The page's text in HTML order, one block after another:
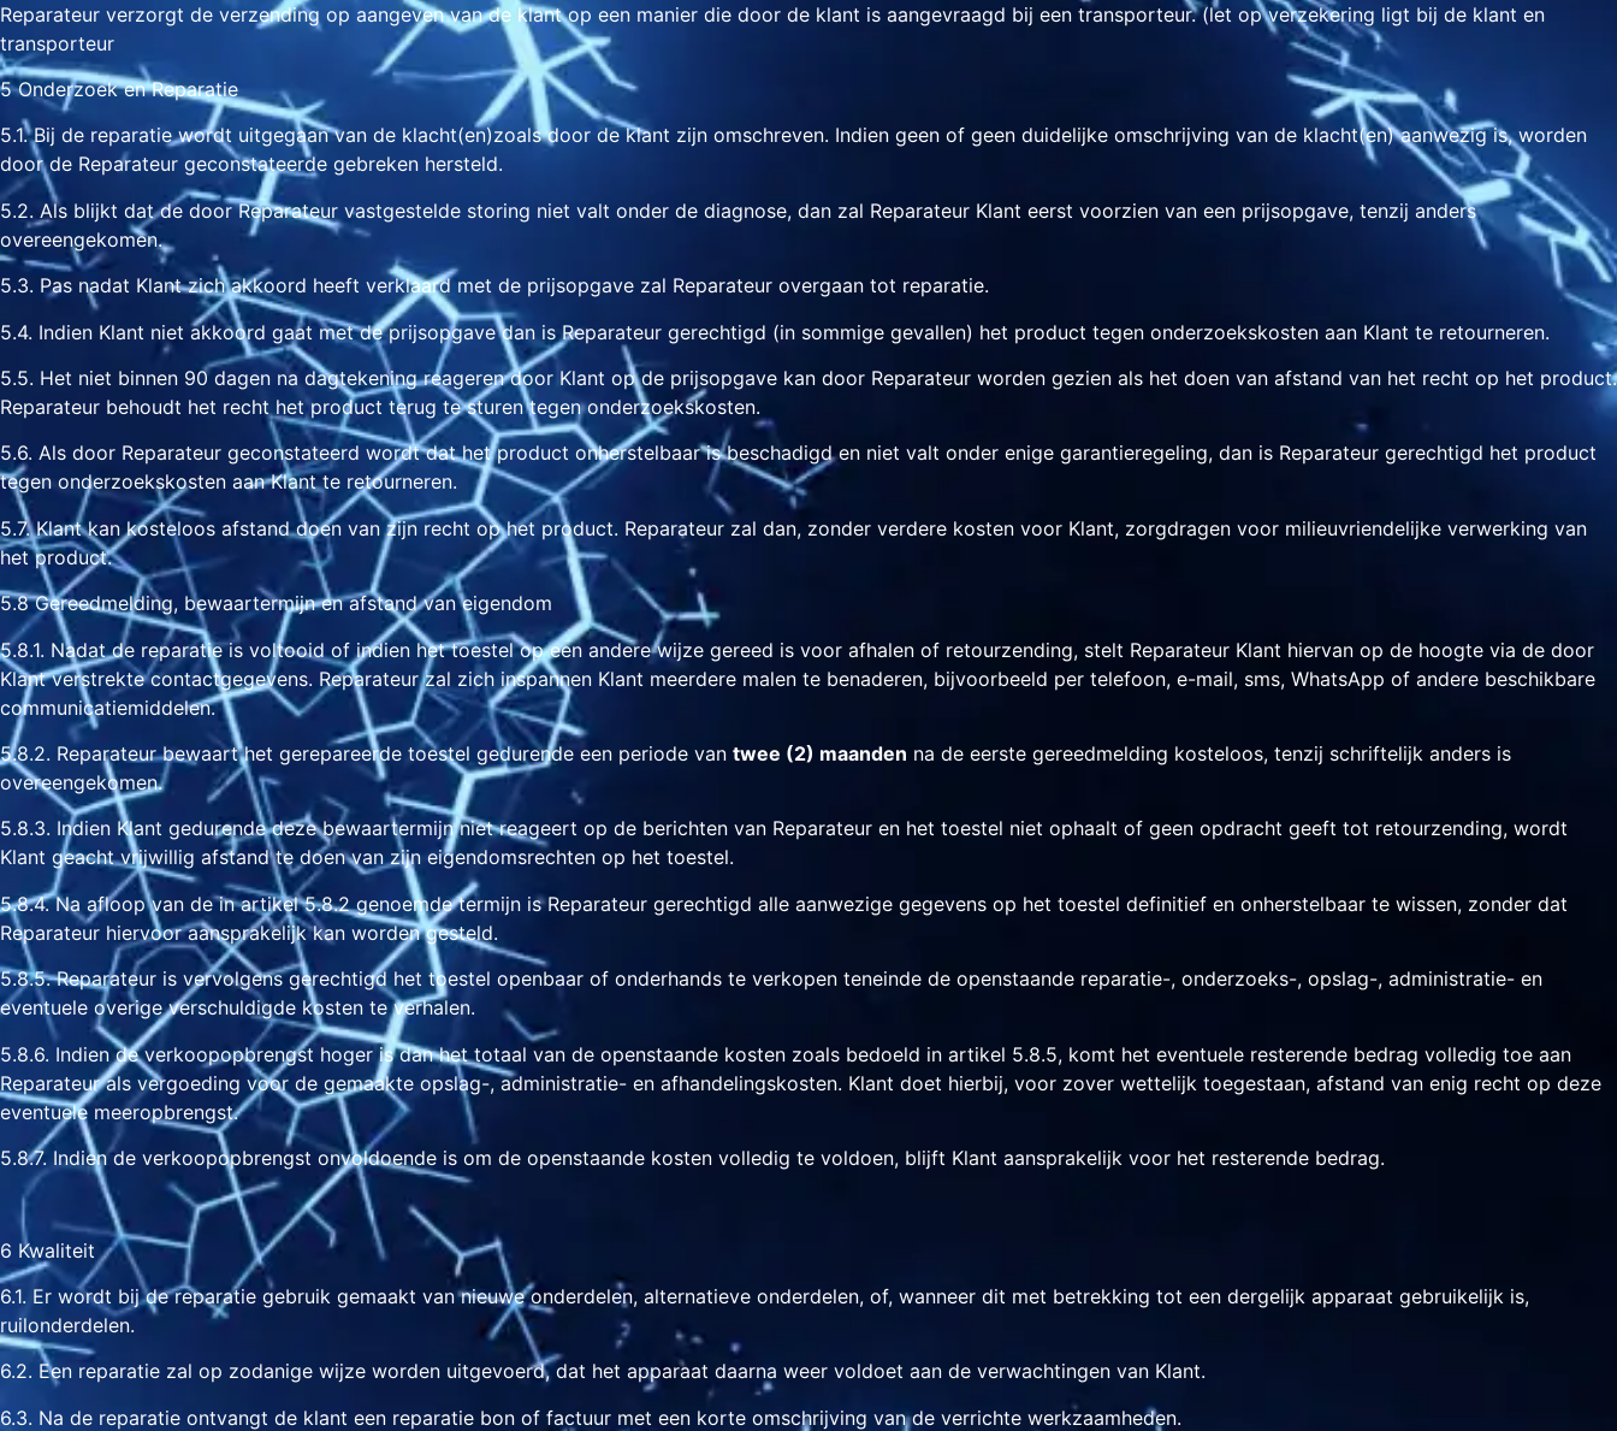
Reparateur verzorgt de verzending op aangeven van de klant op een manier die door de klant is aangevraagd bij een transporteur. (let op verzekering ligt bij de klant en
transporteur
5 Onderzoek en Reparatie
5.1. Bij de reparatie wordt uitgegaan van de klacht(en)zoals door de klant zijn omschreven. Indien geen of geen duidelijke omschrijving van de klacht(en) aanwezig is, worden
door de Reparateur geconstateerde gebreken hersteld.
5.2. Als blijkt dat de door Reparateur vastgestelde storing niet valt onder de diagnose, dan zal Reparateur Klant eerst voorzien van een prijsopgave, tenzij anders
overeengekomen.
5.3. Pas nadat Klant zich akkoord heeft verklaard met de prijsopgave zal Reparateur overgaan tot reparatie.
5.4. Indien Klant niet akkoord gaat met de prijsopgave dan is Reparateur gerechtigd (in sommige gevallen) het product tegen onderzoekskosten aan Klant te retourneren.
5.5. Het niet binnen 90 dagen na dagtekening reageren door Klant op de prijsopgave kan door Reparateur worden gezien als het doen van afstand van het recht op het product.
Reparateur behoudt het recht het product terug te sturen tegen onderzoekskosten.
5.6. Als door Reparateur geconstateerd wordt dat het product onherstelbaar is beschadigd en niet valt onder enige garantieregeling, dan is Reparateur gerechtigd het product
tegen onderzoekskosten aan Klant te retourneren.
5.7. Klant kan kosteloos afstand doen van zijn recht op het product. Reparateur zal dan, zonder verdere kosten voor Klant, zorgdragen voor milieuvriendelijke verwerking van
het product.
5.8 Gereedmelding, bewaartermijn en afstand van eigendom
5.8.1. Nadat de reparatie is voltooid of indien het toestel op een andere wijze gereed is voor afhalen of retourzending, stelt Reparateur Klant hiervan op de hoogte via de door
Klant verstrekte contactgegevens. Reparateur zal zich inspannen Klant meerdere malen te benaderen, bijvoorbeeld per telefoon, e-mail, sms, WhatsApp of andere beschikbare
communicatiemiddelen.
5.8.2. Reparateur bewaart het gerepareerde toestel gedurende een periode van twee (2) maanden na de eerste gereedmelding kosteloos, tenzij schriftelijk anders is
overeengekomen.
5.8.3. Indien Klant gedurende deze bewaartermijn niet reageert op de berichten van Reparateur en het toestel niet ophaalt of geen opdracht geeft tot retourzending, wordt
Klant geacht vrijwillig afstand te doen van zijn eigendomsrechten op het toestel.
5.8.4. Na afloop van de in artikel 5.8.2 genoemde termijn is Reparateur gerechtigd alle aanwezige gegevens op het toestel definitief en onherstelbaar te wissen, zonder dat
Reparateur hiervoor aansprakelijk kan worden gesteld.
5.8.5. Reparateur is vervolgens gerechtigd het toestel openbaar of onderhands te verkopen teneinde de openstaande reparatie-, onderzoeks-, opslag-, administratie- en
eventuele overige verschuldigde kosten te verhalen.
5.8.6. Indien de verkoopopbrengst hoger is dan het totaal van de openstaande kosten zoals bedoeld in artikel 5.8.5, komt het eventuele resterende bedrag volledig toe aan
Reparateur als vergoeding voor de gemaakte opslag-, administratie- en afhandelingskosten. Klant doet hierbij, voor zover wettelijk toegestaan, afstand van enig recht op deze
eventuele meeropbrengst.
5.8.7. Indien de verkoopopbrengst onvoldoende is om de openstaande kosten volledig te voldoen, blijft Klant aansprakelijk voor het resterende bedrag.
6 Kwaliteit
6.1. Er wordt bij de reparatie gebruik gemaakt van nieuwe onderdelen, alternatieve onderdelen, of, wanneer dit met betrekking tot een dergelijk apparaat gebruikelijk is,
ruilonderdelen.
6.2. Een reparatie zal op zodanige wijze worden uitgevoerd, dat het apparaat daarna weer voldoet aan de verwachtingen van Klant.
6.3. Na de reparatie ontvangt de klant een reparatie bon of factuur met een korte omschrijving van de verrichte werkzaamheden.